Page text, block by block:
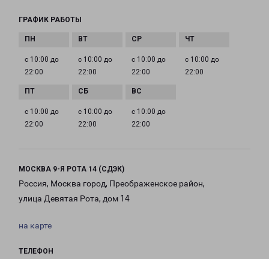
ГРАФИК РАБОТЫ
с 10:00 до
22:00
с 10:00 до
22:00
с 10:00 до
22:00
с 10:00 до
22:00
с 10:00 до
22:00
с 10:00 до
22:00
с 10:00 до
22:00
МОСКВА 9-Я РОТА 14 (СДЭК)
Россия, Москва город, Преображенское район,
улица Девятая Рота, дом 14
на карте
ТЕЛЕФОН